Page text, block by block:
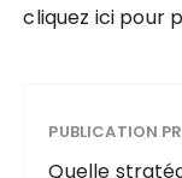
cliquez ici pour
PUBLICATION
Quelle